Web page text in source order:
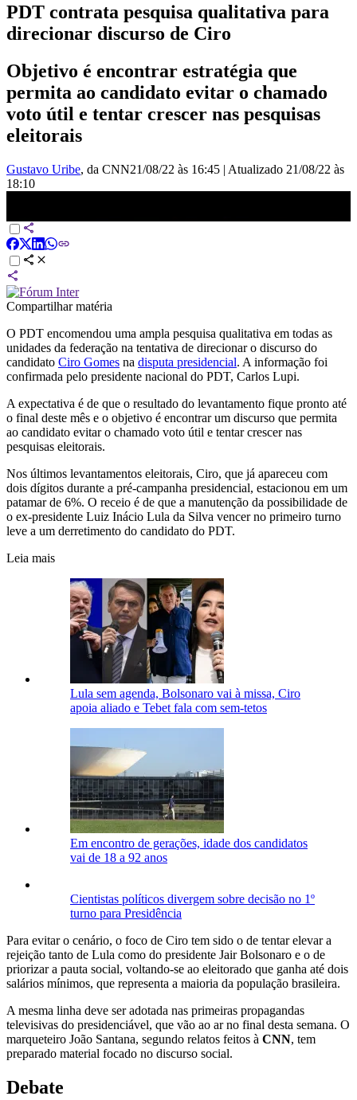
PDT contrata pesquisa qualitativa para
direcionar discurso de Ciro
Objetivo é encontrar estratégia que
permita ao candidato evitar o chamado
voto útil e tentar crescer nas pesquisas
eleitorais
Gustavo Uribe, da CNN21/08/22 às 16:45 | Atualizado 21/08/22 às
18:10
Compartilhar matéria
O PDT encomendou uma ampla pesquisa qualitativa em todas as
unidades da federação na tentativa de direcionar o discurso do
candidato Ciro Gomes na disputa presidencial. A informação foi
confirmada pelo presidente nacional do PDT, Carlos Lupi.
A expectativa é de que o resultado do levantamento fique pronto até
o final deste mês e o objetivo é encontrar um discurso que permita
ao candidato evitar o chamado voto útil e tentar crescer nas
pesquisas eleitorais.
Nos últimos levantamentos eleitorais, Ciro, que já apareceu com
dois dígitos durante a pré-campanha presidencial, estacionou em um
patamar de 6%. O receio é de que a manutenção da possibilidade de
o ex-presidente Luiz Inácio Lula da Silva vencer no primeiro turno
leve a um derretimento do candidato do PDT.
Leia mais
Lula sem agenda, Bolsonaro vai à missa, Ciro
apoia aliado e Tebet fala com sem-tetos
Em encontro de gerações, idade dos candidatos
vai de 18 a 92 anos
Cientistas políticos divergem sobre decisão no 1º
turno para Presidência
Para evitar o cenário, o foco de Ciro tem sido o de tentar elevar a
rejeição tanto de Lula como do presidente Jair Bolsonaro e o de
priorizar a pauta social, voltando-se ao eleitorado que ganha até dois
salários mínimos, que representa a maioria da população brasileira.
A mesma linha deve ser adotada nas primeiras propagandas
televisivas do presidenciável, que vão ao ar no final desta semana. O
marqueteiro João Santana, segundo relatos feitos à CNN, tem
preparado material focado no discurso social.
Debate